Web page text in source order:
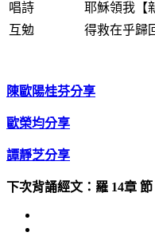
唱詩
耶穌領我【
互勉
得救在乎歸
陳歐陽桂芬分享
歐榮均分享
譚靜芝分享
下次背誦經文：羅 14章 節